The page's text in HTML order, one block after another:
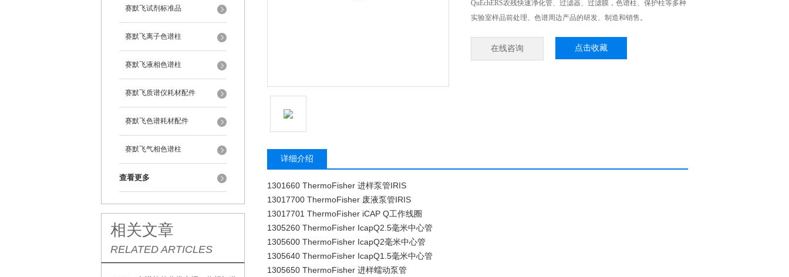
赛默飞试剂标准品
赛默飞离子色谱柱
赛默飞液相色谱柱
赛默飞质谱仪耗材配件
赛默飞色谱耗材配件
赛默飞气相色谱柱
查看更多
相关文章
RELATED ARTICLES
QuEchERS农残快速净化管、过滤器、过滤膜，色谱柱、保护柱等多种
实验室样品前处理、色谱周边产品的研发、制造和销售。
在线咨询 点击收藏
详细介绍
1301660 ThermoFisher 进样泵管IRIS
13017700 ThermoFisher 废液泵管IRIS
13017701 ThermoFisher iCAP Q工作线圈
1305260 ThermoFisher IcapQ2.5毫米中心管
1305600 ThermoFisher IcapQ2毫米中心管
1305640 ThermoFisher IcapQ1.5毫米中心管
1305650 ThermoFisher 进样蠕动泵管